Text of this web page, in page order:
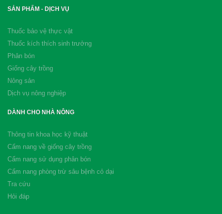
SẢN PHẨM - DỊCH VỤ
Thuốc bảo vệ thực vật
Thuốc kích thích sinh trưởng
Phân bón
Giống cây trồng
Nông sản
Dịch vụ nông nghiệp
DÀNH CHO NHÀ NÔNG
Thông tin khoa học kỹ thuật
Cẩm nang về giống cây trồng
Cẩm nang sử dụng phân bón
Cẩm nang phòng trừ sâu bệnh cỏ dại
Tra cứu
Hỏi đáp